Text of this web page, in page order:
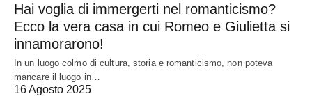
Hai voglia di immergerti nel romanticismo?
Ecco la vera casa in cui Romeo e Giulietta si
innamorarono!
In un luogo colmo di cultura, storia e romanticismo, non poteva
mancare il luogo in…
16 Agosto 2025